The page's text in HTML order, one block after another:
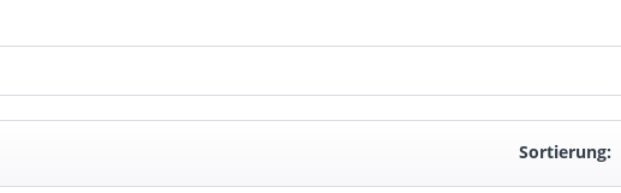
Sortierung: